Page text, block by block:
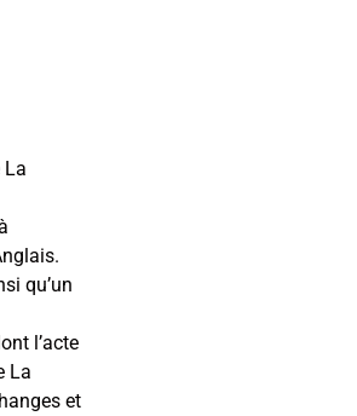
La
qu’un
l’acte
La
et